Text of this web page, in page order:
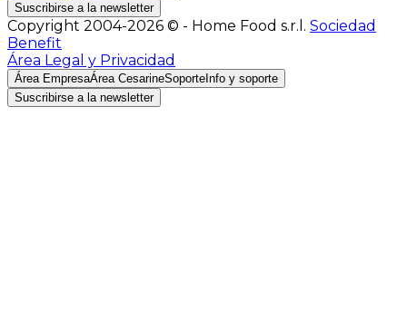
Suscribirse a la newsletter
Copyright 2004-2026 © - Home Food s.r.l. Sociedad
Benefit
Área Legal y Privacidad
Área EmpresaÁrea CesarineSoporte Info y soporte
Suscribirse a la newsletter